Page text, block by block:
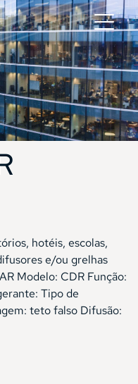
hotéis, escolas,
e/ou grelhas
Modelo: CDR Função:
Tipo de
teto falso Difusão: